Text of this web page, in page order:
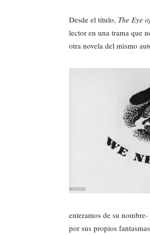
Desde el título, The Eye
lector en una trama que
otra novela del mismo
enteramos de su
por sus propios